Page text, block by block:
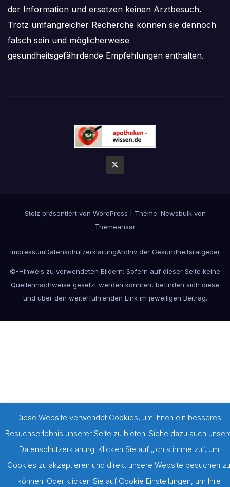
der Information und ersetzen keinen Arztbesuch.
Trotz umfangreicher Recherche können sie dennoch
falsch sein und möglicherweise
gesundheitsgefährdende Empfehlungen enthalten.
Stolz präsentiert von WordPress Theme: Newsbulkvon
Themeansar
ImpressumDatenschutzerklärungArchiv der Gesundheitsratgeber
©-Hinweis zu verwendeten Bildern: Sofern auf dieser Seite keine
Quellennachweise gesetzt werden konnten, befinden sich diese
und über den weiterführenden Link im jeweiligen Beitrag.
Diese Website verwendet Cookies, um Ihnen ein besseres
Besuchserlebnis unserer Seite zu bieten. Siehe dazu auch
Datenschutzerklärung. Klicken Sie auf „Ich stimme zu“, um
Cookies zu akzeptieren und direkt unsere Website besuchen zu
können. Oder klicken Sie auf Cookie Einstellungen, um Ihre